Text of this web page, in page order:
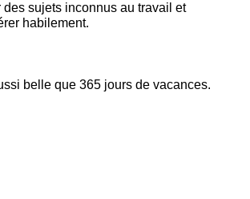
des sujets inconnus au travail et
habilement.
belle que 365 jours de vacances.